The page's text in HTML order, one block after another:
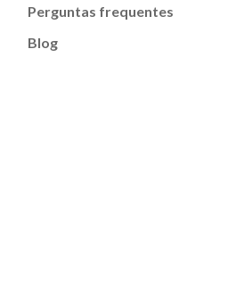
Perguntas frequentes
Blog